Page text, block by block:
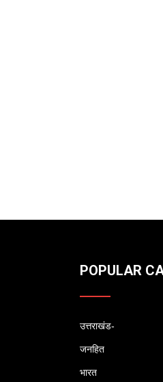
POPULAR
उत्तराखंड-
जनहित
भारत